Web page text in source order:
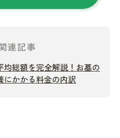
連記事
総額を完全解説！お墓の
にかかる料金の内訳